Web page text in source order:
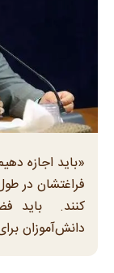
«باید اجازه
فراغتشان در
کنند. باید
دانش‌آموزان